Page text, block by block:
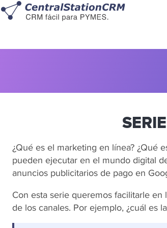
¿Qué es el marketing en línea? ¿Qué
pueden ejecutar en el mundo digital
anuncios publicitarios de pago en
Con esta serie queremos facilitarle
de los canales. Por ejemplo, ¿cuál es